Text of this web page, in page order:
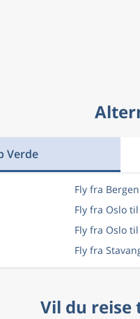
Verde
Fly fra
Fly fra Oslo
Fly fra Oslo
Fly fra
Vil du reise